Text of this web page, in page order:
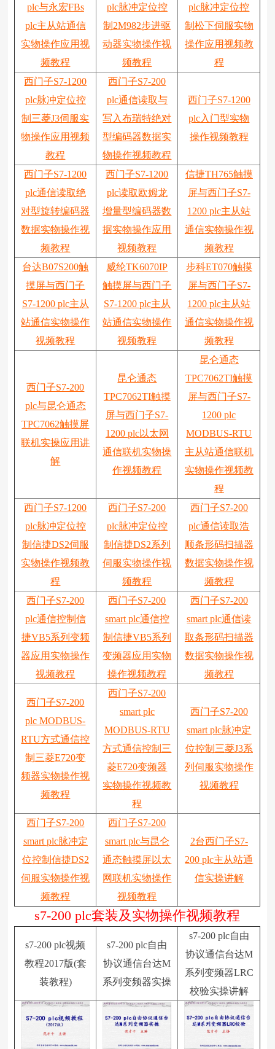
plc与永宏FBs
plc主从站通信
实物操作应用视
频教程
plc脉冲定位控
制2M982步进驱
动器实物操作视
频教程
plc脉冲定位控
制松下伺服实物
操作应用视频教
程
西门子S7-1200
plc脉冲定位控
制三菱J3伺服实
物操作应用视频
教程
西门子S7-200
plc通信读取与
写入布瑞特绝对
型编码器数据实
物操作视频教程
西门子S7-1200
plc入门型实物
操作视频教程
西门子S7-1200
plc通信读取绝
对型旋转编码器
数据实物操作视
频教程
西门子S7-1200
plc读取欧姆龙
增量型编码器数
据实物操作应用
视频教程
信捷TH765触摸
屏与西门子S7-
1200 plc主从站
通信实物操作视
频教程
台达B07S200触
摸屏与西门子
S7-1200 plc主从
站通信实物操作
视频教程
威纶TK6070IP
触摸屏与西门子
S7-1200 plc主从
站通信实物操作
视频教程
步科ET070触摸
屏与西门子S7-
1200 plc主从站
通信实物操作视
频教程
西门子S7-200
plc与昆仑通态
TPC7062触摸屏
联机实操应用讲
解
昆仑通态
TPC7062TI触摸
屏与西门子S7-
1200 plc以太网
通信联机实物操
作视频教程
昆仑通态
TPC7062TI触摸
屏与西门子S7-
1200 plc
MODBUS-RTU
主从站通信联机
实物操作视频教
程
西门子S7-1200
plc脉冲定位控
制信捷DS2伺服
实物操作视频教
程
西门子S7-200
plc脉冲定位控
制信捷DS2系列
伺服实物操作视
频教程
西门子S7-200
plc通信读取浩
顺条形码扫描器
数据实物操作视
频教程
西门子S7-200
plc通信控制信
捷VB5系列变频
器应用实物操作
视频教程
西门子S7-200
smart plc通信控
制信捷VB5系列
变频器应用实物
操作视频教程
西门子S7-200
smart plc通信读
取条形码扫描器
数据实物操作视
频教程
西门子S7-200
plc MODBUS-
RTU方式通信控
制三菱E720变
频器实物操作视
频教程
西门子S7-200
smart plc
MODBUS-RTU
方式通信控制三
菱E720变频器
实物操作视频教
程
西门子S7-200
smart plc脉冲定
位控制三菱J3系
列伺服实物操作
视频教程
西门子S7-200
smart plc脉冲定
位控制信捷DS2
伺服实物操作视
频教程
西门子S7-200
smart plc与昆仑
通态触摸屏以太
网联机实物操作
视频教程
2台西门子S7-
200 plc主从站通
信实操讲解
s7-200 plc套装及实物操作视频教程
s7-200 plc视频
教程2017版(套
装教程)
s7-200 plc自由
协议通信台达M
系列变频器实操
s7-200 plc自由
协议通信台达M
系列变频器LRC
校验实操讲解